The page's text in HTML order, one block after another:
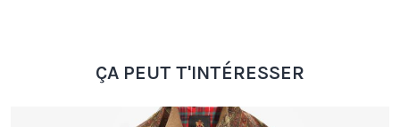
ÇA PEUT T'INTÉRESSER